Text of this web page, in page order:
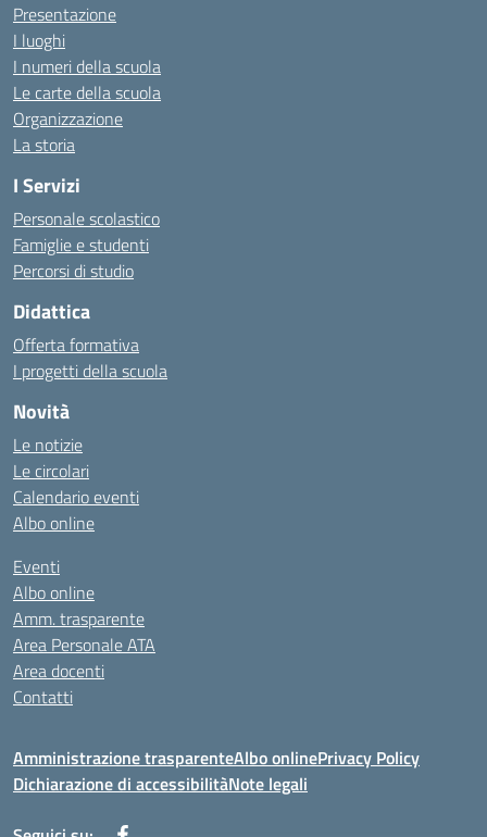
Presentazione
I luoghi
I numeri della scuola
Le carte della scuola
Organizzazione
La storia
I Servizi
Personale scolastico
Famiglie e studenti
Percorsi di studio
Didattica
Offerta formativa
I progetti della scuola
Novità
Le notizie
Le circolari
Calendario eventi
Albo online
Eventi
Albo online
Amm. trasparente
Area Personale ATA
Area docenti
Contatti
Amministrazione trasparenteAlbo onlinePrivacy Policy
Dichiarazione di accessibilitàNote legali